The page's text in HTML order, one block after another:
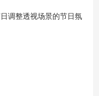
调整透视场景的节日氛